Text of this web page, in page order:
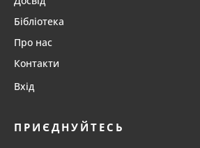
Бібліотека
Про нас
Контакти
Вхід
ПРИЄДНУЙТЕСЬ